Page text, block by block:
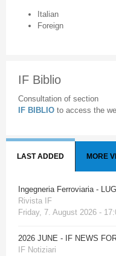
Italian
Foreign
IF Biblio
Consultation of section
IF BIBLIO to access the
LAST ADDED MORE
Ingegneria Ferroviaria -
Rivista IF
Friday, 7. August 2026 -
2026 JUNE - IF NEWS
IF Notiziari